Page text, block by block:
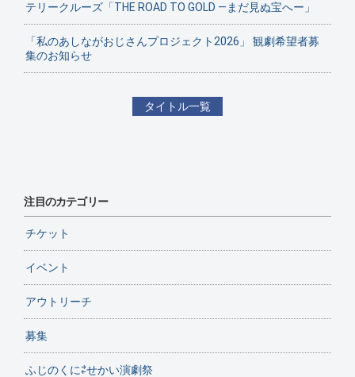
テリークルーズ「THE ROAD TO GOLD ―まだ見ぬ宝へー」
「私のあしながおじさんプロジェクト2026」 観劇希望者募
集のお知らせ
タイトル一覧
注目のカテゴリー
チケット
イベント
アウトリーチ
募集
ふじのくに⇄せかい演劇祭